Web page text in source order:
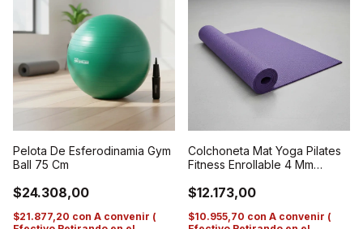
Pelota De Esferodinamia Gym
Ball 75 Cm
$24.308,00
$21.877,20 con A convenir (
Colchoneta Mat Yoga Pilates
Fitness Enrollable 4 Mm
$12.173,00
$10.955,70 con A convenir (